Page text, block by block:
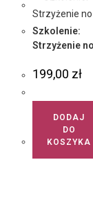
Szkolenie:
Strzyżenie
199,00 zł
DODAJ
DO
KOSZYKA